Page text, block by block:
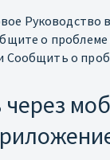
Руководство
о
Сообщить о